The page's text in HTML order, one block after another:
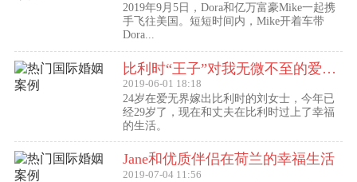
2019年9月5日，Dora和亿万富豪Mike一起携
手飞往美国。短短时间内，Mike开着车带
Dora...
比利时“王子”对我无微不至的爱（爱无界刘女士的海外生活）
2019-06-01 18:18
24岁在爱无界嫁出比利时的刘女士，今年已
经29岁了，现在和丈夫在比利时过上了幸福
的生活。
Jane和优质伴侣在荷兰的幸福生活
2019-07-04 11:56